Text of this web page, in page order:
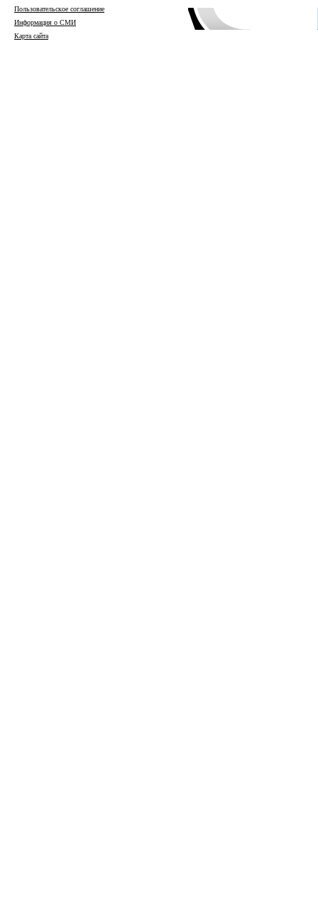
Пользовательское соглашение
Информация о СМИ
Карта сайта